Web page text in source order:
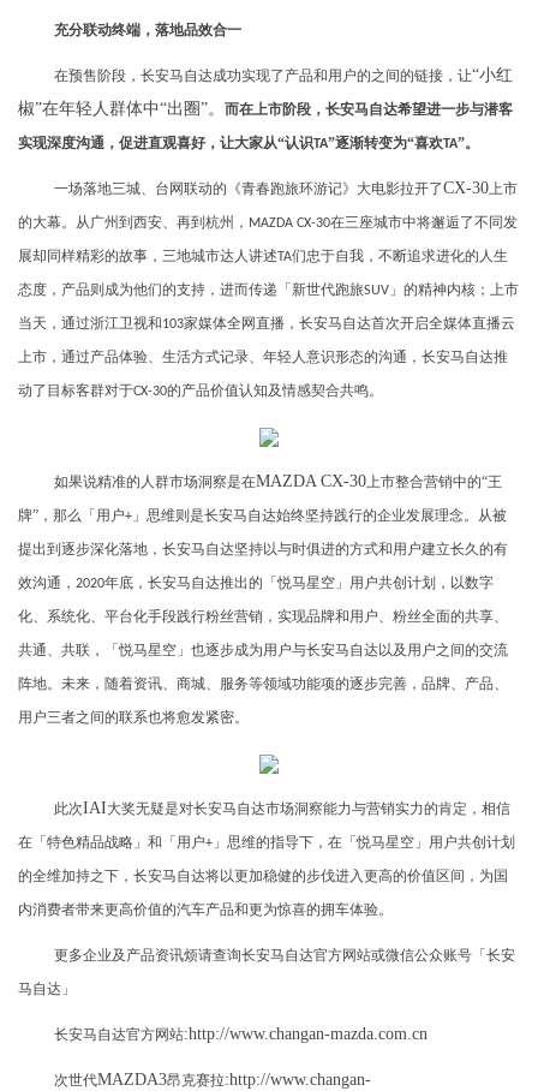
充分联动终端，落地品效合一
在预售阶段，长安马自达成功实现了产品和用户的之间的链接，让“小红
椒”在年轻人群体中“出圈”。 而在上市阶段，长安马自达希望进一步与潜客
实现深度沟通，促进直观喜好，让大家从“认识TA”逐渐转变为“喜欢TA”。
一场落地三城、台网联动的《青春跑旅环游记》大电影拉开了CX-30上市
的大幕。从广州到西安、再到杭州， MAZDA CX-30在三座城市中将邂逅了不同发
展却同样精彩的故事，三地城市达人讲述TA们忠于自我，不断追求进化的人生
态度，产品则成为他们的支持，进而传递「新世代跑旅SUV 」的精神内核；上市
当天，通过浙江卫视和103家媒体全网直播，长安马自达首次开启全媒体直播云
上市，通过产品体验、生活方式记录、年轻人意识形态的沟通，长安马自达推
动了目标客群对于CX-30的产品价值认知及情感契合共鸣。
如果说精准的人群市场洞察是在MAZDA CX-30上市整合营销中的“王
牌”，那么「用户+ 」思维则是长安马自达始终坚持践行的企业发展理念。从被
提出到逐步深化落地，长安马自达坚持以与时俱进的方式和用户建立长久的有
效沟通， 2020年底，长安马自达推出的「悦马星空」用户共创计划，以数字
化、系统化、平台化手段践行粉丝营销，实现品牌和用户、粉丝全面的共享、
共通、共联，「悦马星空」也逐步成为用户与长安马自达以及用户之间的交流
阵地。未来，随着资讯、商城、服务等领域功能项的逐步完善，品牌、产品、
用户三者之间的联系也将愈发紧密。
此次IAI大奖无疑是对长安马自达市场洞察能力与营销实力的肯定，相信
在「特色精品战略」和「用户+ 」思维的指导下，在「悦马星空」用户共创计划
的全维加持之下，长安马自达将以更加稳健的步伐进入更高的价值区间，为国
内消费者带来更高价值的汽车产品和更为惊喜的拥车体验。
更多企业及产品资讯烦请查询长安马自达官方网站或微信公众账号「长安
马自达」
长安马自达官方网站:http://www.changan-mazda.com.cn
次世代MAZDA3昂克赛拉:http://www.changan-